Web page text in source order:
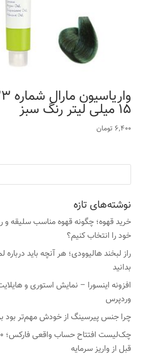
15 میلی لیتر رنگ سبز
6,400 تومان
نوشته‌های تازه
خرید قهوه؛ چگونه قهوه مناسب سلیقه
خود را انتخاب کنیم؟
راز لبخند هالیوودی؛ هر آنچه باید درباره
بدانید
افزونه اینسورا – نمایش استوری و
وردپرس
چرا جنس پیرسینگ از خودش مهم‌تر بود
قبل از واریز سرمایه